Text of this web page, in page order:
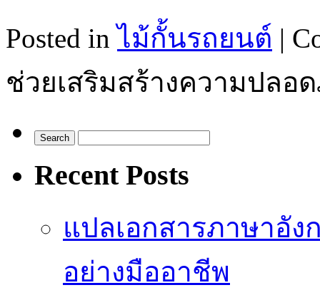
Posted inไม้กั้นรถยนต์ |
ช่วยเสริมสร้างความปล
Recent Posts
แปลเอกสารภาษาอั
อย่างมืออาชีพ